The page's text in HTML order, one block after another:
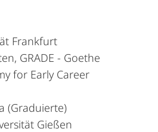
Frankfurt
GRADE - Goethe
for Early Career
(Graduierte)
Gießen